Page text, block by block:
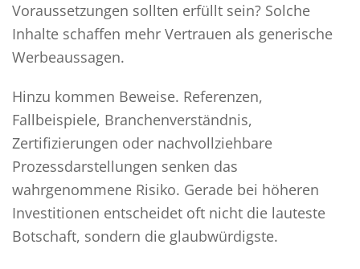
Voraussetzungen sollten erfüllt sein? Solche
Inhalte schaffen mehr Vertrauen als generische
Werbeaussagen.
Hinzu kommen Beweise. Referenzen,
Fallbeispiele, Branchenverständnis,
Zertifizierungen oder nachvollziehbare
Prozessdarstellungen senken das
wahrgenommene Risiko. Gerade bei höheren
Investitionen entscheidet oft nicht die lauteste
Botschaft, sondern die glaubwürdigste.